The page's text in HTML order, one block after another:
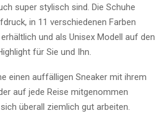
super stylisch sind. Die Schuhe
in 11 verschiedenen Farben
und als Unisex Modell auf den
für Sie und Ihn.
einen auffälligen Sneaker mit ihrem
auf jede Reise mitgenommen
überall ziemlich gut arbeiten.